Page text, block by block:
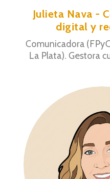
Julieta Nava -
digital y
Comunicadora
La Plata). Gestora